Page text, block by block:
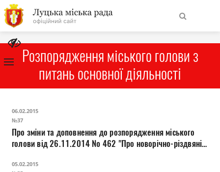
На
головну
Навігація
Міська рада
Розпорядження міського голови з
питань основної діяльності
06.02.2015
№37
Про зміни та доповнення до розпорядження міського
голови від 26.11.2014 № 462 "Про новорічно-різдвяні
05.02.2015